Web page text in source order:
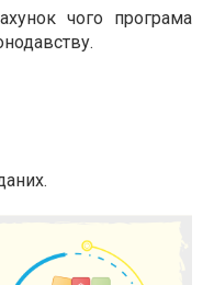
чого програма